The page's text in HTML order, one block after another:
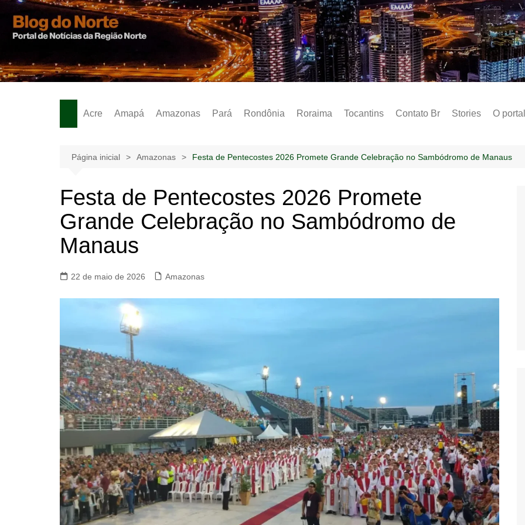
para
Notícias –
Acre Amapá Amazonas Pará Rondônia Roraima Tocantins Contato Br Stories O portal
Sobre
Página inicial Amazonas Festa de Pentecostes 2026 Promete Grande Celebração no Sambódromo de Manaus
Festa de Pentecostes 2026 Promete
Grande Celebração no Sambódromo de
Manaus
22 de maio de 2026 Amazonas